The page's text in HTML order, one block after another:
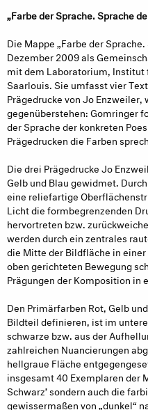
„Farbe der Sprache. Sprache
Die Mappe „Farbe der
Dezember 2009 als
mit dem Laboratorium, Institut
Saarlouis. Sie umfasst vier
Prägedrucke von Jo
gegenüberstehen: Gomringer
der Sprache der konkreten
Prägedrucken die Farben
Die drei Prägedrucke Jo
Gelb und Blau gewidmet.
eine reliefartige
Licht die formbegrenzenden
hervortreten bzw.
werden durch ein zentrales
die Mitte der Bildfläche in
oben gerichteten Bewegung
Prägungen der Komposition in
Den Primärfarben Rot, Gelb
Bildteil definieren, ist im
schwarze bzw. aus der
zahlreichen Nuancierungen
hellgraue Fläche
insgesamt 40 Exemplaren der
Schwarz’ sondern auch die
gewissermaßen von „dunkel“